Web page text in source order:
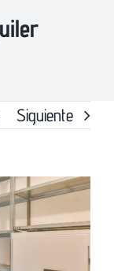
Siguiente